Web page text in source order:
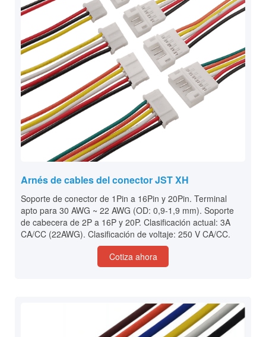
Arnés de cables del conector JST XH
Soporte de conector de 1Pin a 16Pin y 20Pin. Terminal
apto para 30 AWG ~ 22 AWG (OD: 0,9-1,9 mm). Soporte
de cabecera de 2P a 16P y 20P. Clasificación actual: 3A
CA/CC (22AWG). Clasificación de voltaje: 250 V CA/CC.
Cotiza ahora